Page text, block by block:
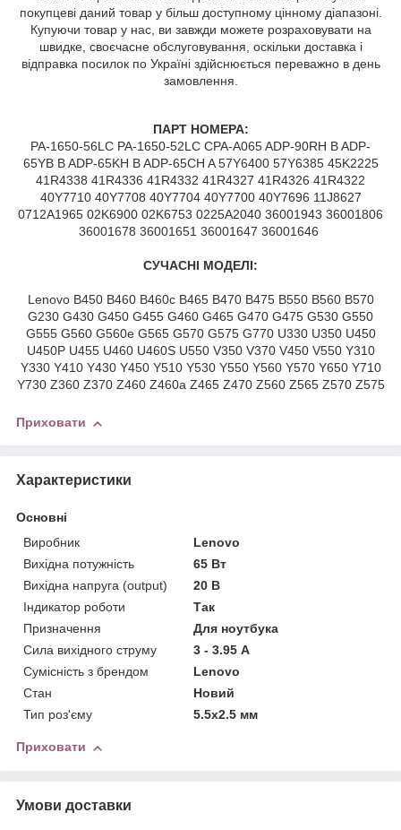
покупцеві даний товар у більш доступному цінному діапазоні.
Купуючи товар у нас, ви завжди можете розраховувати на
швидке, своєчасне обслуговування, оскільки доставка і
відправка посилок по Україні здійснюється переважно в день
замовлення.
ПАРТ НОМЕРА:
PA-1650-56LC PA-1650-52LC CPA-A065 ADP-90RH B ADP-
65YB B ADP-65KH B ADP-65CH A 57Y6400 57Y6385 45K2225
41R4338 41R4336 41R4332 41R4327 41R4326 41R4322
40Y7710 40Y7708 40Y7704 40Y7700 40Y7696 11J8627
0712A1965 02K6900 02K6753 0225A2040 36001943 36001806
36001678 36001651 36001647 36001646
СУЧАСНІ МОДЕЛІ:
Lenovo B450 B460 B460c B465 B470 B475 B550 B560 B570
G230 G430 G450 G455 G460 G465 G470 G475 G530 G550
G555 G560 G560e G565 G570 G575 G770 U330 U350 U450
U450P U455 U460 U460S U550 V350 V370 V450 V550 Y310
Y330 Y410 Y430 Y450 Y510 Y530 Y550 Y560 Y570 Y650 Y710
Y730 Z360 Z370 Z460 Z460a Z465 Z470 Z560 Z565 Z570 Z575
Приховати
Характеристики
Основні
Виробник
Lenovo
Вихідна потужність
65 Вт
Вихідна напруга (output)
20 В
Індикатор роботи
Так
Призначення
Для ноутбука
Сила вихідного струму
3 - 3.95 А
Сумісність з брендом
Lenovo
Стан
Новий
Тип роз'єму
5.5x2.5 мм
Приховати
Умови доставки